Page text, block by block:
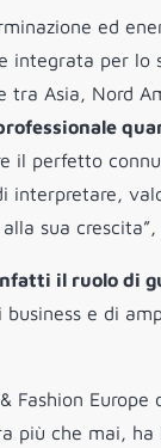
ed
integrata per lo
tra Asia, Nord
il perfetto
interpretare,
sua
il ruolo di
e di
Fashion Europe
più che mai,